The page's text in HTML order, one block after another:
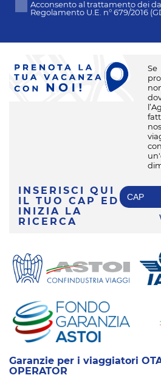
Acconsento al trattamento dei
Regolamento U.E. n° 679/2016
INSERISCI QUI
IL TUO CAP
ED
INIZIA LA
RICERCA
Garanzie per i viaggiatori OTA
OPERATOR